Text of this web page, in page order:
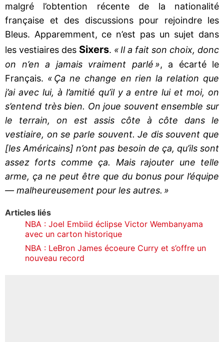
malgré l’obtention récente de la nationalité
française et des discussions pour rejoindre les
Bleus. Apparemment, ce n’est pas un sujet dans
les vestiaires des Sixers. « Il a fait son choix, donc
on n’en a jamais vraiment parlé », a écarté le
Français. « Ça ne change en rien la relation que
j’ai avec lui, à l’amitié qu’il y a entre lui et moi, on
s’entend très bien. On joue souvent ensemble sur
le terrain, on est assis côte à côte dans le
vestiaire, on se parle souvent. Je dis souvent que
[les Américains] n’ont pas besoin de ça, qu’ils sont
assez forts comme ça. Mais rajouter une telle
arme, ça ne peut être que du bonus pour l’équipe
— malheureusement pour les autres. »
Articles liés
NBA : Joel Embiid éclipse Victor Wembanyama
avec un carton historique
NBA : LeBron James écoeure Curry et s’offre un
nouveau record